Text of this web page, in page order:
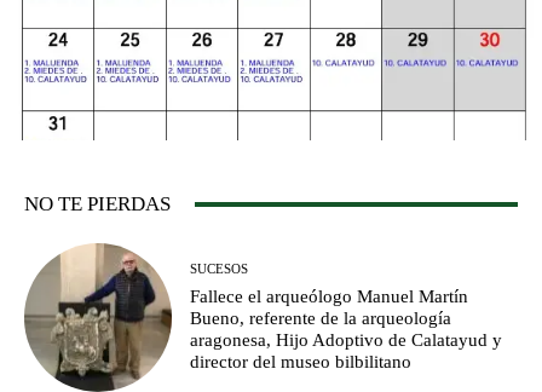
NO TE PIERDAS
SUCESOS
Fallece el arqueólogo Manuel Martín
Bueno, referente de la arqueología
aragonesa, Hijo Adoptivo de Calatayud y
director del museo bilbilitano